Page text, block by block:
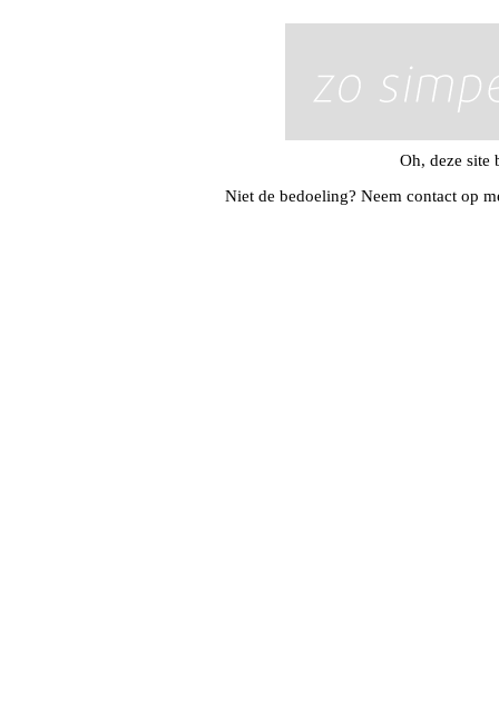
Oh, deze site
Niet de bedoeling? Neem contact op